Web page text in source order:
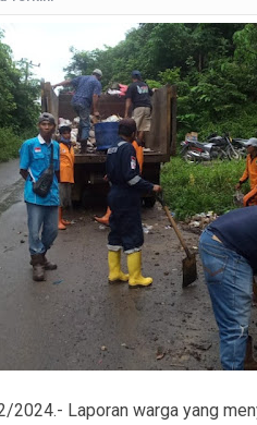
Satlantas Polres PALI Gelar
Polsek Penukal Utara Intensifkan
Ungkap Pencurian Perangkat BTS di
Pengedar Ekstasi di Abab, Barang
Ungkap Kronologi Penusukan di
Pelaku Pencurian Dua Unit Telepon
Bhabinkamtibmas Sukadamai Ikut
2024.- Laporan warga yang